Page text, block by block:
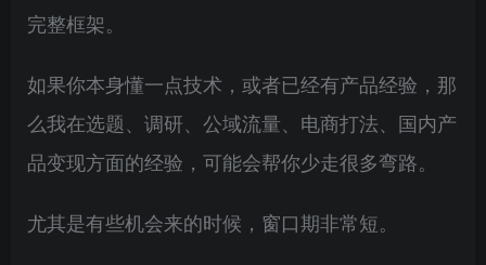
完整框架。
如果你本身懂一点技术，或者已经有产品经验，那
么我在选题、调研、公域流量、电商打法、国内产
品变现方面的经验，可能会帮你少走很多弯路。
尤其是有些机会来的时候，窗口期非常短。